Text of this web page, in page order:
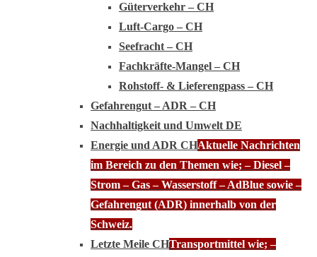
Güterverkehr – CH
Luft-Cargo – CH
Seefracht – CH
Fachkräfte-Mangel – CH
Rohstoff- & Lieferengpass – CH
Gefahrengut – ADR – CH
Nachhaltigkeit und Umwelt DE
Energie und ADR CHAktuelle Nachrichten
im Bereich zu den Themen wie; – Diesel –
Strom – Gas – Wasserstoff – AdBlue sowie –
Gefahrengut (ADR) innerhalb von der
Schweiz.
Letzte Meile CHTransportmittel wie; –